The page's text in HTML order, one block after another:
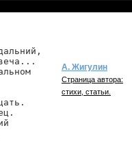
А. Жигулин
Страница автора:
стихи, статьи.